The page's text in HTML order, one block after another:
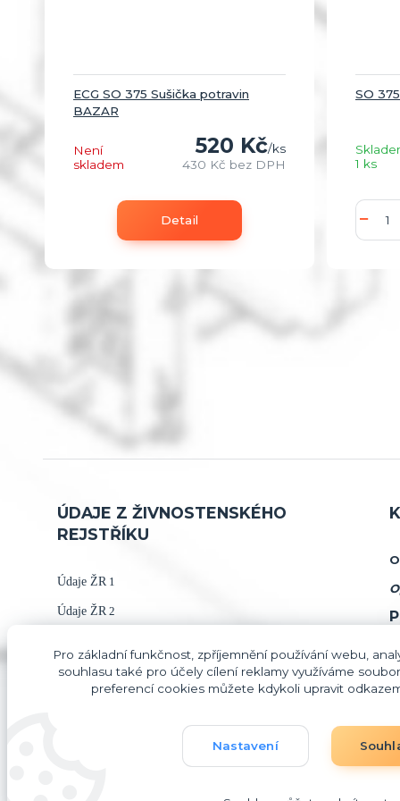
ECG SO 375 Sušička potravin
BAZAR
520 Kč/ks
430 Kč bez DPH
Není
skladem
Detail
SO
1 ks
ÚDAJE Z ŽIVNOSTENSKÉHO
REJSTŘÍKU
Údaje ŽR 1
Údaje ŽR 2
Pro základní funkčnost, zpříjemnění používání webu,
souhlasu také pro účely cílení reklamy využíváme
preferencí cookies můžete kdykoli upravit
Nastavení